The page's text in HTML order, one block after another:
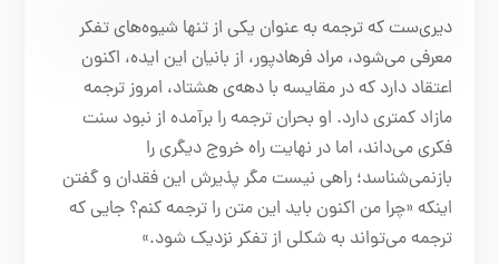
دیری‌ست که ترجمه به عنوان یکی از تنها شیوه‌های تفکر
معرفی می‌شود، مراد فرهادپور، از بانیان این ایده‌، اکنون
اعتقاد دارد که در مقایسه با دهه‌ی هشتاد، امروز ترجمه
مازاد کمتری دارد. او بحران ترجمه را برآمده از نبود سنت
فکری می‌داند، اما در نهایت راه خروج دیگری را
بازنمی‌شناسد؛ راهی نیست مگر پذیرش این فقدان و گفتن
اینکه «چرا من اکنون باید این متن را ترجمه کنم؟ جایی که
ترجمه می‌تواند به شکلی از تفکر نزدیک شود.»